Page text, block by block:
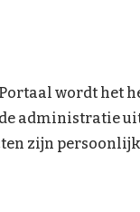
wordt het
administratie
zijn